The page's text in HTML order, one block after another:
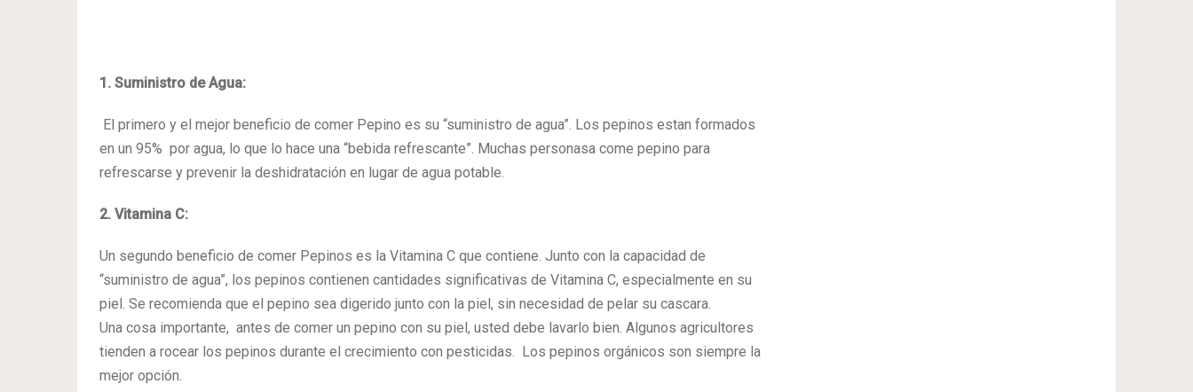
1. Suministro de Agua:
El primero y el mejor beneficio de comer Pepino es su “suministro de agua”. Los pepinos estan formados
en un 95% por agua, lo que lo hace una “bebida refrescante”. Muchas personasa come pepino para
refrescarse y prevenir la deshidratación en lugar de agua potable.
2. Vitamina C:
Un segundo beneficio de comer Pepinos es la Vitamina C que contiene. Junto con la capacidad de
“suministro de agua”, los pepinos contienen cantidades significativas de Vitamina C, especialmente en su
piel. Se recomienda que el pepino sea digerido junto con la piel, sin necesidad de pelar su cascara.
Una cosa importante, antes de comer un pepino con su piel, usted debe lavarlo bien. Algunos agricultores
tienden a rocear los pepinos durante el crecimiento con pesticidas. Los pepinos orgánicos son siempre la
mejor opción.